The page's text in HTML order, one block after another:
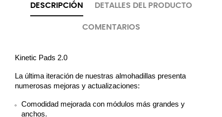
DESCRIPCIÓN DETALLES DEL PRODUCTO
COMENTARIOS
Kinetic Pads 2.0
La última iteración de nuestras almohadillas presenta
numerosas mejoras y actualizaciones:
Comodidad mejorada con módulos más grandes y
anchos.